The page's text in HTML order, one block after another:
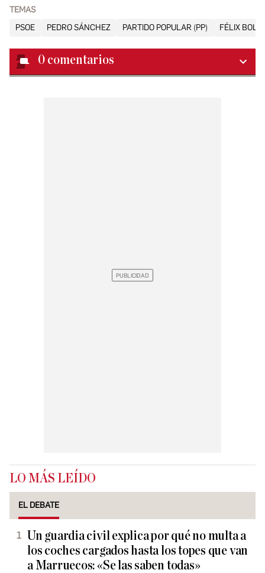
TEMAS
PSOE
PEDRO SÁNCHEZ PARTIDO POPULAR (PP) FÉLIX
0 comentarios
LO MÁS LEÍDO
EL DEBATE
Un guardia civil explica por qué no multa a
los coches cargados hasta los topes que van
a Marruecos: «Se las saben todas»